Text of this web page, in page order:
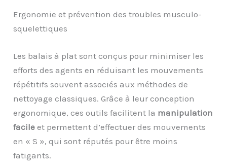
Ergonomie et prévention des troubles musculo-
squelettiques
Les balais à plat sont conçus pour minimiser les
efforts des agents en réduisant les mouvements
répétitifs souvent associés aux méthodes de
nettoyage classiques. Grâce à leur conception
ergonomique, ces outils facilitent la manipulation
facile et permettent d’effectuer des mouvements
en « S », qui sont réputés pour être moins
fatigants.